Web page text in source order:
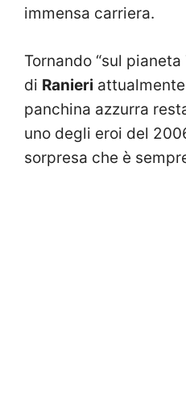
immensa carriera.
Tornando “sul
di Ranieri
panchina azzurra
uno degli eroi del
sorpresa che è